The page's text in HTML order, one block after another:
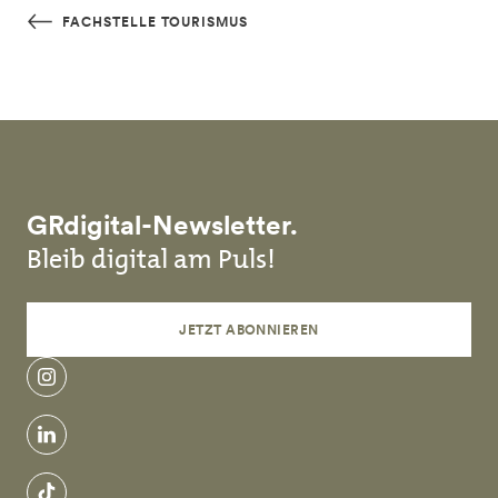
Skip to main content
FACHSTELLE TOURISMUS
GRdigital-Newsletter.
Bleib digital am Puls!
JETZT ABONNIEREN
instagram
linkedin